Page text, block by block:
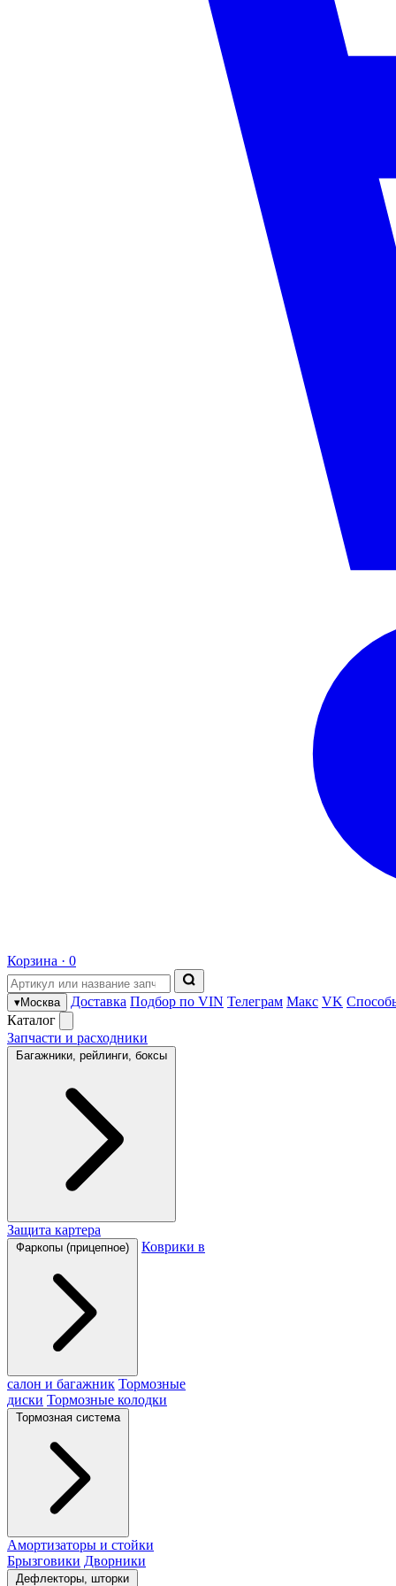
Корзина · 0
▾Москва Доставка Подбор по VIN Телеграм Макс VK
Каталог
Запчасти и расходники
Багажники, рейлинги, боксы
Защита картера
Фаркопы (прицепное) Коврики в
салон и багажник Тормозные
диски Тормозные колодки
Тормозная система
Амортизаторы и стойки
Брызговики Дворники
Дефлекторы, шторки